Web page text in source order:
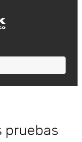
pruebas